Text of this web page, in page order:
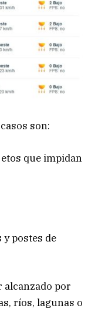
son:
que impidan
y postes de
alcanzado por
ríos, lagunas o